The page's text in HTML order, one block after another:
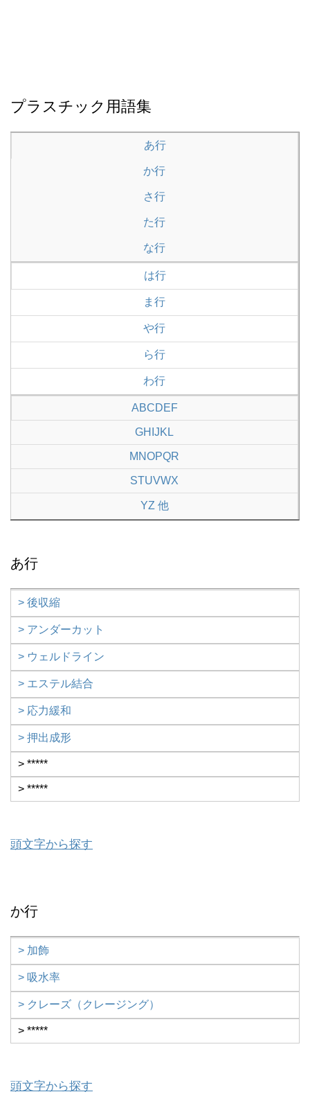
プラスチック用語集
あ行
か行
さ行
た行
な行
は行
ま行
や行
ら行
わ行
ABCDEF
GHIJKL
MNOPQR
STUVWX
YZ 他
あ行
> 後収縮
> アンダーカット
> ウェルドライン
> エステル結合
> 応力緩和
> 押出成形
> *****
> *****
頭文字から探す
か行
> 加飾
> 吸水率
> クレーズ（クレージング）
> *****
頭文字から探す